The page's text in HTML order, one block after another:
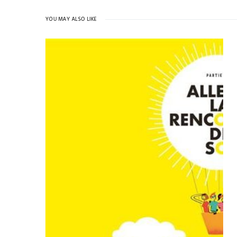
YOU MAY ALSO LIKE